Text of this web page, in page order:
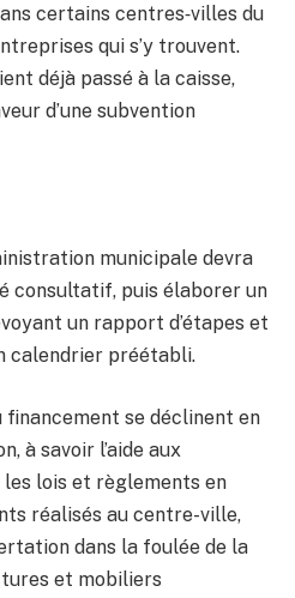
certains centres‑villes du
qui s’y trouvent.
déjà passé à la caisse,
d’une subvention
municipale devra
consultatif, puis élaborer un
un rapport d’étapes et
calendrier préétabli.
financement se déclinent en
à savoir l’aide aux
lois et règlements en
réalisés au centre-ville,
dans la foulée de la
et mobiliers